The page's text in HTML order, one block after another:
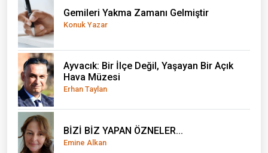
Gemileri Yakma Zamanı Gelmiştir
Konuk Yazar
Ayvacık: Bir İlçe Değil, Yaşayan Bir Açık
Hava Müzesi
Erhan Taylan
BİZİ BİZ YAPAN ÖZNELER...
Emine Alkan